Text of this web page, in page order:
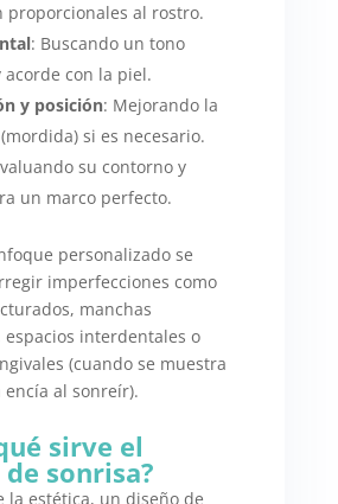
proporcionales al rostro.
: Buscando un tono
con la piel.
y posición: Mejorando la
si es necesario.
su contorno y
un marco perfecto.
personalizado se
imperfecciones como
manchas
interdentales o
(cuando se muestra
encía al sonreír).
sirve el
sonrisa?
la estética, un diseño de